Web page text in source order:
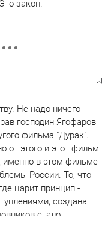
закон.
Не надо ничего
господин Ягофаров
фильма "Дурак".
от этого и этот фильм
именно в этом фильме
России. То, что
царит принцип -
создана
стало
это
большого числа